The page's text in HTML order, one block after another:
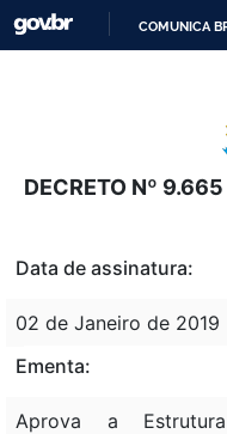
COMUNICA
DECRETO Nº
Data de assinatura:
02 de Janeiro de 2019
Ementa:
Aprova a